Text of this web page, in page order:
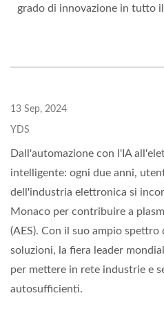
grado di innovazione in tutto
13 Sep, 2024
YDS
Dall'automazione con l'IA
intelligente: ogni due anni,
dell'industria elettronica si
Monaco per contribuire a
(AES). Con il suo ampio
soluzioni, la fiera leader
per mettere in rete industrie e
autosufficienti.